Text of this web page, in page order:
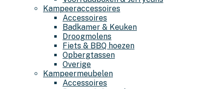
Kampeeraccessoires
Accessoires
Badkamer & Keuken
Droogmolens
Fiets & BBQ hoezen
Opbergtassen
Overige
Kampeermeubelen
Accessoires